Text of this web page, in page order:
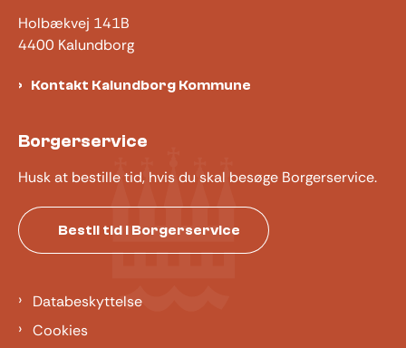
Holbækvej 141B
4400 Kalundborg
Kontakt Kalundborg Kommune
Borgerservice
Husk at bestille tid, hvis du skal besøge Borgerservice.
Bestil tid i Borgerservice
Databeskyttelse
Cookies